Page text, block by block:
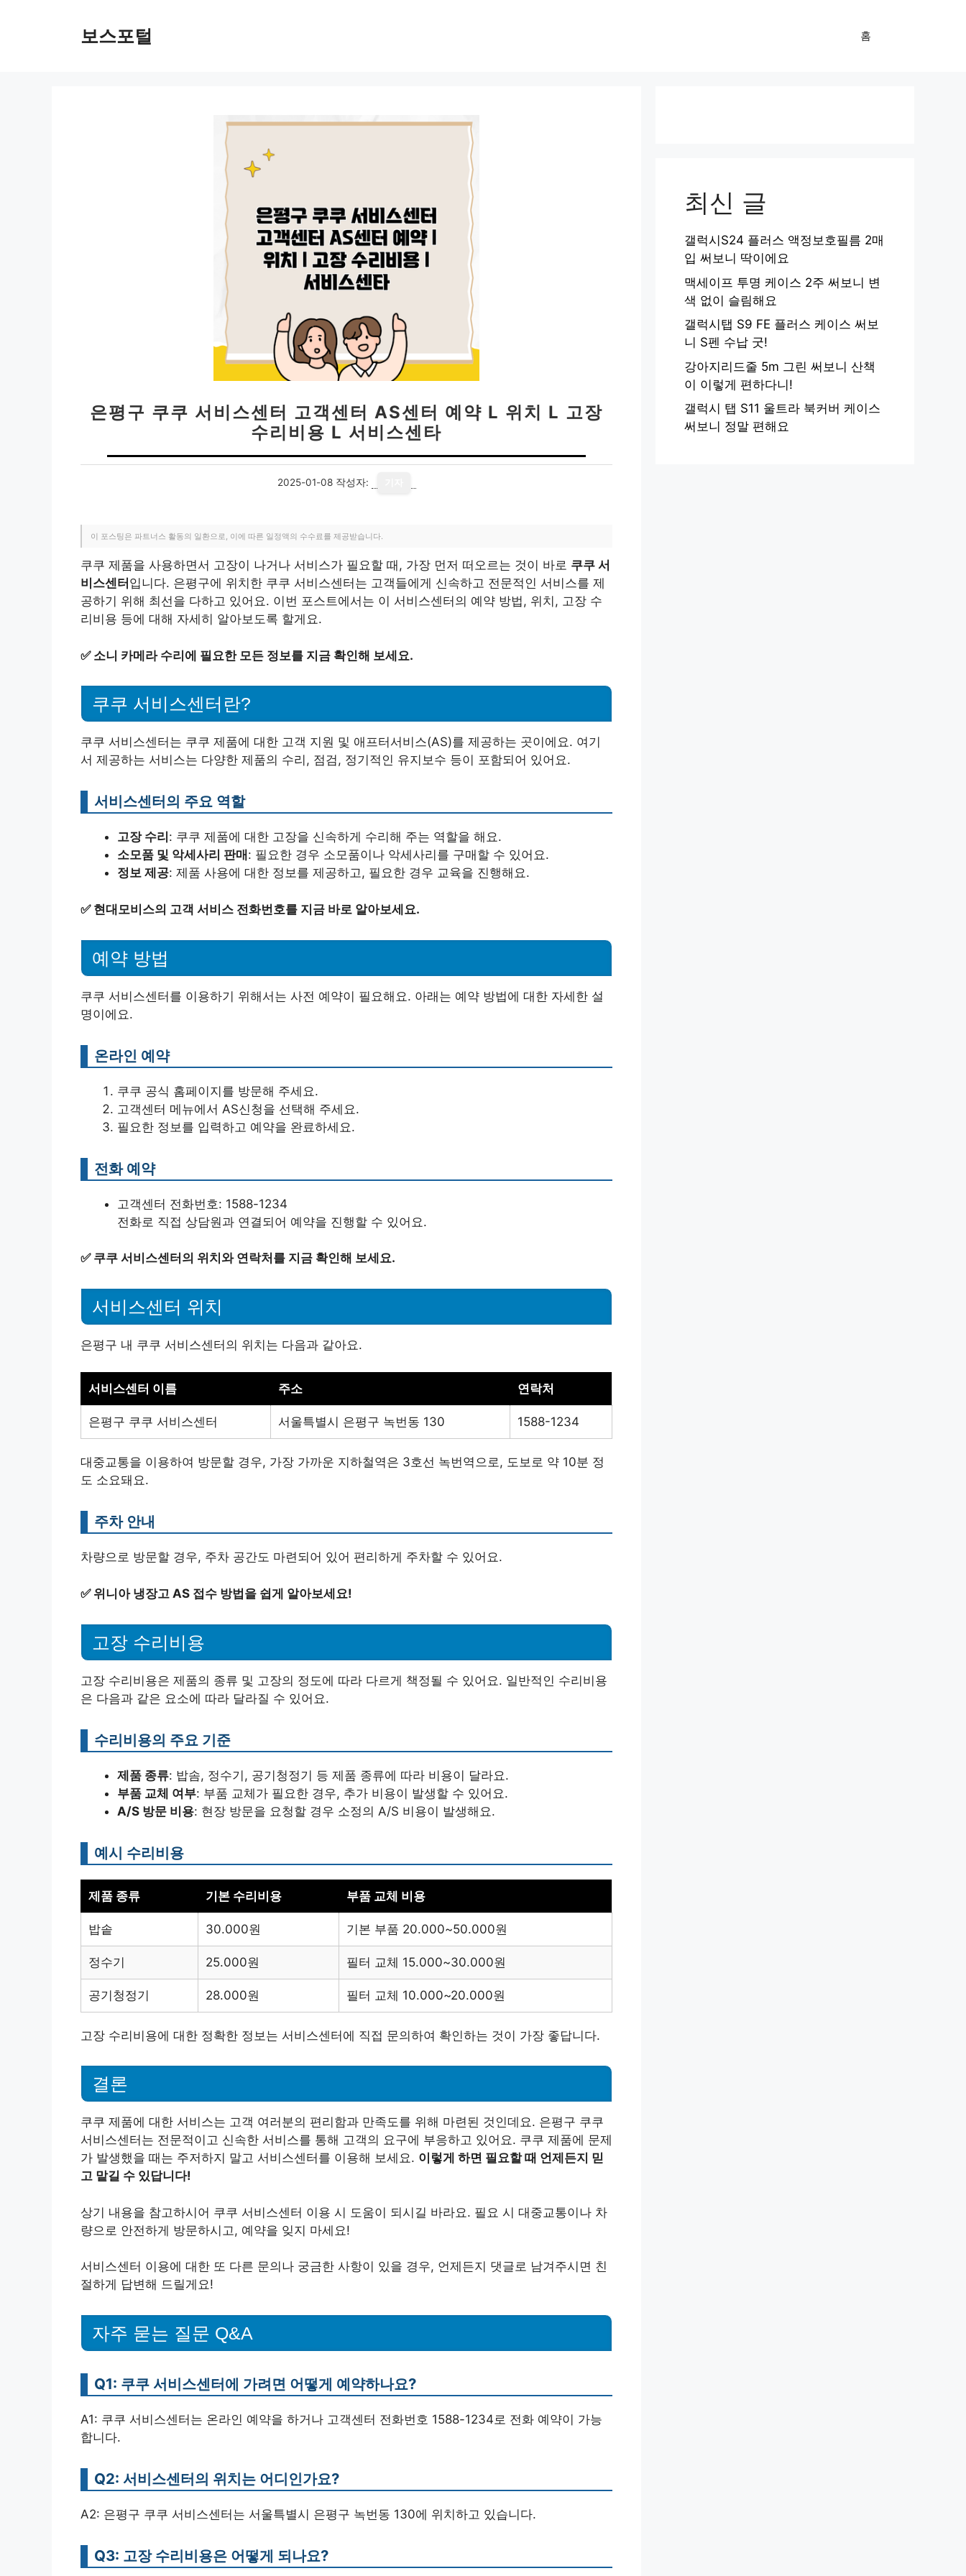
보스포털 홈
은평구 쿠쿠 서비스센터 고객센터 AS센터 예약 L 위치 L 고장
수리비용 L 서비스센타
2025-01-08 작성자:
이 포스팅은 파트너스 활동의 일환으로, 이에 따른 일정액의 수수료를 제공받습니다.
쿠쿠 제품을 사용하면서 고장이 나거나 서비스가 필요할 때, 가장 먼저 떠오르는 것이 바로 쿠쿠 서
비스센터 입니다. 은평구에 위치한 쿠쿠 서비스센터는 고객들에게 신속하고 전문적인 서비스를 제
공하기 위해 최선을 다하고 있어요. 이번 포스트에서는 이 서비스센터의 예약 방법, 위치, 고장 수
리비용 등에 대해 자세히 알아보도록 할게요.
✅ 소니 카메라 수리에 필요한 모든 정보를 지금 확인해 보세요.
쿠쿠 서비스센터란?
쿠쿠 서비스센터는 쿠쿠 제품에 대한 고객 지원 및 애프터서비스(AS)를 제공하는 곳이에요. 여기
서 제공하는 서비스는 다양한 제품의 수리, 점검, 정기적인 유지보수 등이 포함되어 있어요.
서비스센터의 주요 역할
고장 수리 : 쿠쿠 제품에 대한 고장을 신속하게 수리해 주는 역할을 해요.
소모품 및 악세사리 판매 : 필요한 경우 소모품이나 악세사리를 구매할 수 있어요.
정보 제공: 제품 사용에 대한 정보를 제공하고, 필요한 경우 교육을 진행해요.
✅ 현대모비스의 고객 서비스 전화번호를 지금 바로 알아보세요.
예약 방법
쿠쿠 서비스센터를 이용하기 위해서는 사전 예약이 필요해요. 아래는 예약 방법에 대한 자세한 설
명이에요.
온라인 예약
쿠쿠 공식 홈페이지를 방문해 주세요.
고객센터 메뉴에서 AS신청을 선택해 주세요.
필요한 정보를 입력하고 예약을 완료하세요.
전화 예약
고객센터 전화번호: 1588-1234
전화로 직접 상담원과 연결되어 예약을 진행할 수 있어요.
✅ 쿠쿠 서비스센터의 위치와 연락처를 지금 확인해 보세요.
서비스센터 위치
은평구 내 쿠쿠 서비스센터의 위치는 다음과 같아요.
서비스센터 이름 주소 연락처
은평구 쿠쿠 서비스센터 서울특별시 은평구 녹번동 130 1588-1234
대중교통을 이용하여 방문할 경우, 가장 가까운 지하철역은 3호선 녹번역으로, 도보로 약 10분 정
도 소요돼요.
주차 안내
차량으로 방문할 경우, 주차 공간도 마련되어 있어 편리하게 주차할 수 있어요.
✅ 위니아 냉장고 AS 접수 방법을 쉽게 알아보세요!
고장 수리비용
고장 수리비용은 제품의 종류 및 고장의 정도에 따라 다르게 책정될 수 있어요. 일반적인 수리비용
은 다음과 같은 요소에 따라 달라질 수 있어요.
수리비용의 주요 기준
제품 종류: 밥솜, 정수기, 공기청정기 등 제품 종류에 따라 비용이 달라요.
부품 교체 여부: 부품 교체가 필요한 경우, 추가 비용이 발생할 수 있어요.
A/S 방문 비용: 현장 방문을 요청할 경우 소정의 A/S 비용이 발생해요.
예시 수리비용
제품 종류 기본 수리비용 부품 교체 비용
밥솥 30.000원 기본 부품 20.000~50.000원
정수기 25.000원 필터 교체 15.000~30.000원
공기청정기 28.000원 필터 교체 10.000~20.000원
고장 수리비용에 대한 정확한 정보는 서비스센터에 직접 문의하여 확인하는 것이 가장 좋답니다.
결론
쿠쿠 제품에 대한 서비스는 고객 여러분의 편리함과 만족도를 위해 마련된 것인데요. 은평구 쿠쿠
서비스센터는 전문적이고 신속한 서비스를 통해 고객의 요구에 부응하고 있어요. 쿠쿠 제품에 문제
가 발생했을 때는 주저하지 말고 서비스센터를 이용해 보세요. 이렇게 하면 필요할 때 언제든지 믿
고 맡길 수 있답니다!
상기 내용을 참고하시어 쿠쿠 서비스센터 이용 시 도움이 되시길 바라요. 필요 시 대중교통이나 차
량으로 안전하게 방문하시고, 예약을 잊지 마세요!
서비스센터 이용에 대한 또 다른 문의나 궁금한 사항이 있을 경우, 언제든지 댓글로 남겨주시면 친
절하게 답변해 드릴게요!
자주 묻는 질문 Q&A
Q1: 쿠쿠 서비스센터에 가려면 어떻게 예약하나요?
A1: 쿠쿠 서비스센터는 온라인 예약을 하거나 고객센터 전화번호 1588-1234로 전화 예약이 가능
합니다.
Q2: 서비스센터의 위치는 어디인가요?
A2: 은평구 쿠쿠 서비스센터는 서울특별시 은평구 녹번동 130에 위치하고 있습니다.
Q3: 고장 수리비용은 어떻게 되나요?
최신 글
갤럭시S24 플러스 액정보호필름 2매
입 써보니 딱이에요
맥세이프 투명 케이스 2주 써보니 변
색 없이 슬림해요
갤럭시탭 S9 FE 플러스 케이스 써보
니 S펜 수납 굿!
강아지리드줄 5m 그린 써보니 산책
이 이렇게 편하다니!
갤럭시 탭 S11 울트라 북커버 케이스
써보니 정말 편해요